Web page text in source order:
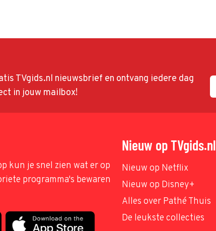
TVgids.nl nieuwsbrief en ontvang iedere dag
in jouw mailbox!
kun je snel zien wat er op
programma's bewaren
Nieuw op TVgids.nl
Nieuw op Netflix
Nieuw op Disney+
Alles over Pathé Thuis
De leukste collecties